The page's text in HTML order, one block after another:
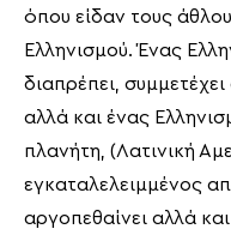
όπου είδαν τους
Ελληνισμού. Ένας
διαπρέπει,
αλλά και ένας
πλανήτη, (Λατινική
εγκαταλελειμμένος
αργοπεθαίνει αλλά και